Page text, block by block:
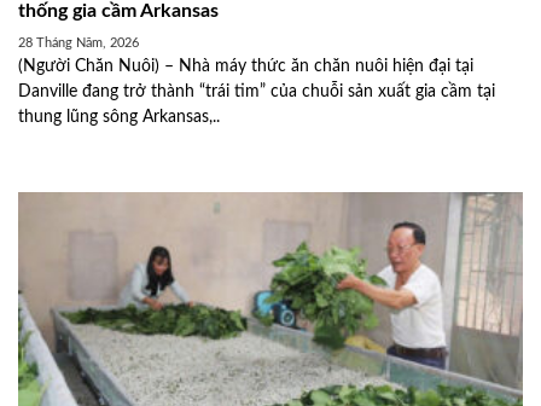
thống gia cầm Arkansas
28 Tháng Năm, 2026
(Người Chăn Nuôi) – Nhà máy thức ăn chăn nuôi hiện đại tại
Danville đang trở thành “trái tim” của chuỗi sản xuất gia cầm tại
thung lũng sông Arkansas,..